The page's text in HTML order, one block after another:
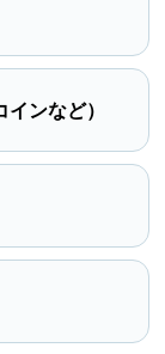
ンなど）